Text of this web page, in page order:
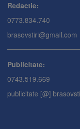
Redactie:
0773.834.740
brasovstiri@gmail.com
Publicitate:
0743.519.669
publicitate [@]